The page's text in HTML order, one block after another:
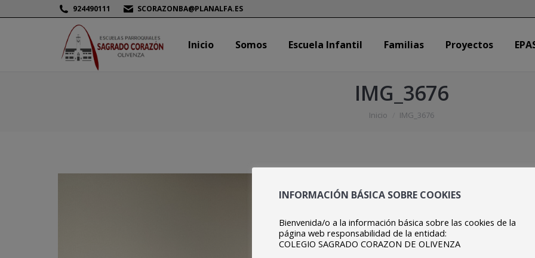
924490111 SCORAZONBA@PLANALFA.ES
Inicio Somos Escuela Infantil Familias Proyectos
IMG_3676
Estás aquí:
Inicio IMG_3676
INFORMACIÓN BÁSICA SOBRE COOKIES
Bienvenida/o a la información básica sobre las cookies de la
página web responsabilidad de la entidad:
COLEGIO SAGRADO CORAZON DE OLIVENZA
Inicio Somos Escuela Infantil Familias Proyectos